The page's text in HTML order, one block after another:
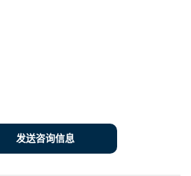
发送咨询信息